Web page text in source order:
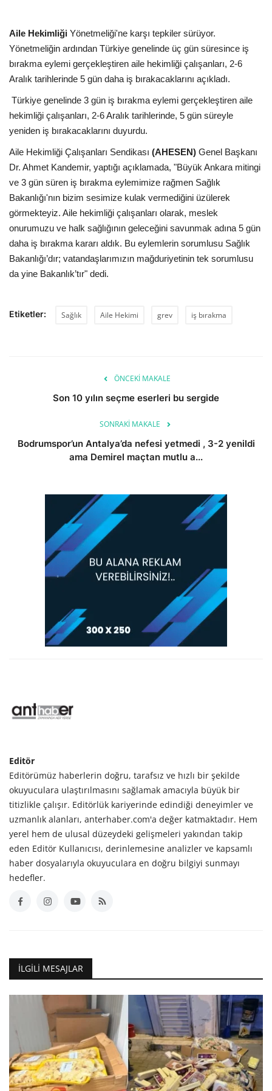
Sağlık
Ekonomi
Gündem
Dünya
Aile Hekimliği Yönetmeliği'ne karşı tepkiler sürüyor.
Yönetmeliğin ardından Türkiye genelinde üç gün süresince iş
bırakma eylemi gerçekleştiren aile hekimliği çalışanları, 2-6
Aralık tarihlerinde 5 gün daha iş bırakacaklarını açıkladı.
Türkiye genelinde 3 gün iş bırakma eylemi gerçekleştiren aile
hekimliği çalışanları, 2-6 Aralık tarihlerinde, 5 gün süreyle
yeniden iş bırakacaklarını duyurdu.
Aile Hekimliği Çalışanları Sendikası (AHESEN) Genel Başkanı
Dr. Ahmet Kandemir, yaptığı açıklamada, "Büyük Ankara mitingi
ve 3 gün süren iş bırakma eylemimize rağmen Sağlık
Bakanlığı'nın bizim sesimize kulak vermediğini üzülerek
görmekteyiz. Aile hekimliği çalışanları olarak, meslek
onurumuzu ve halk sağlığının geleceğini savunmak adına 5 gün
daha iş bırakma kararı aldık. Bu eylemlerin sorumlusu Sağlık
Bakanlığı’dır; vatandaşlarımızın mağduriyetinin tek sorumlusu
da yine Bakanlık’tır" dedi.
Etiketler: Sağlık Aile Hekimi grev iş bırakma
ÖNCEKI MAKALE
Son 10 yılın seçme eserleri bu sergide
SONRAKI MAKALE
Bodrumspor’un Antalya’da nefesi yetmedi , 3-2 yenildi
ama Demirel maçtan mutlu a...
Editör
Editörümüz haberlerin doğru, tarafsız ve hızlı bir şekilde
okuyuculara ulaştırılmasını sağlamak amacıyla büyük bir
titizlikle çalışır. Editörlük kariyerinde edindiği deneyimler ve
uzmanlık alanları, anterhaber.com'a değer katmaktadır. Hem
yerel hem de ulusal düzeydeki gelişmeleri yakından takip
eden Editör Kullanıcısı, derinlemesine analizler ve kapsamlı
haber dosyalarıyla okuyuculara en doğru bilgiyi sunmayı
hedefler.
İLGILI MESAJLAR